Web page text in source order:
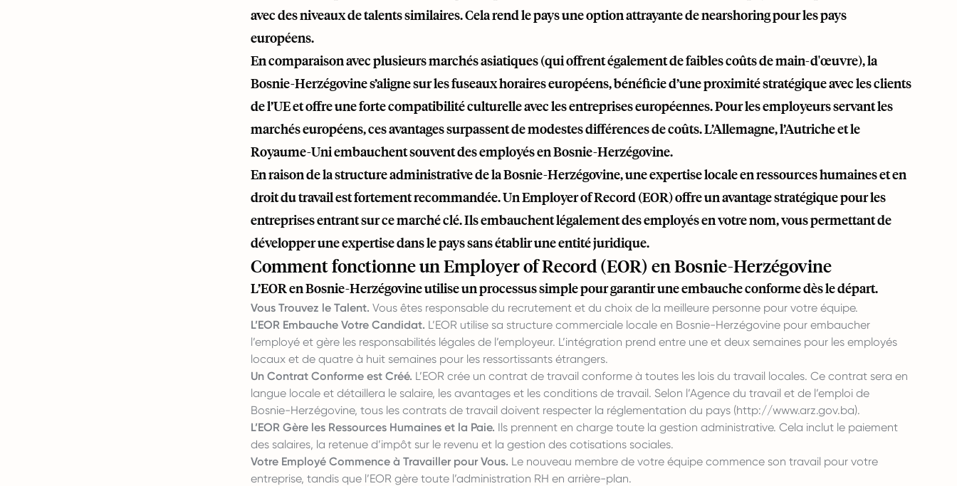
avec des niveaux de talents similaires. Cela rend le pays une option attrayante de nearshoring pour les pays
européens.
En comparaison avec plusieurs marchés asiatiques (qui offrent également de faibles coûts de main-d'œuvre), la
Bosnie-Herzégovine s’aligne sur les fuseaux horaires européens, bénéficie d’une proximité stratégique avec les clients
de l’UE et offre une forte compatibilité culturelle avec les entreprises européennes. Pour les employeurs servant les
marchés européens, ces avantages surpassent de modestes différences de coûts. L’Allemagne, l’Autriche et le
Royaume-Uni embauchent souvent des employés en Bosnie-Herzégovine.
En raison de la structure administrative de la Bosnie-Herzégovine, une expertise locale en ressources humaines et en
droit du travail est fortement recommandée. Un Employer of Record (EOR) offre un avantage stratégique pour les
entreprises entrant sur ce marché clé. Ils embauchent légalement des employés en votre nom, vous permettant de
développer une expertise dans le pays sans établir une entité juridique.
Comment fonctionne un Employer of Record (EOR) en Bosnie-Herzégovine
L’EOR en Bosnie-Herzégovine utilise un processus simple pour garantir une embauche conforme dès le départ.
Vous Trouvez le Talent. Vous êtes responsable du recrutement et du choix de la meilleure personne pour votre équipe.
L’EOR Embauche Votre Candidat. L’EOR utilise sa structure commerciale locale en Bosnie-Herzégovine pour embaucher
l’employé et gère les responsabilités légales de l’employeur. L’intégration prend entre une et deux semaines pour les employés
locaux et de quatre à huit semaines pour les ressortissants étrangers.
Un Contrat Conforme est Créé. L’EOR crée un contrat de travail conforme à toutes les lois du travail locales. Ce contrat sera en
langue locale et détaillera le salaire, les avantages et les conditions de travail. Selon l’Agence du travail et de l’emploi de
Bosnie-Herzégovine, tous les contrats de travail doivent respecter la réglementation du pays (http://www.arz.gov.ba).
L’EOR Gère les Ressources Humaines et la Paie. Ils prennent en charge toute la gestion administrative. Cela inclut le paiement
des salaires, la retenue d’impôt sur le revenu et la gestion des cotisations sociales.
Votre Employé Commence à Travailler pour Vous. Le nouveau membre de votre équipe commence son travail pour votre
entreprise, tandis que l’EOR gère toute l’administration RH en arrière-plan.